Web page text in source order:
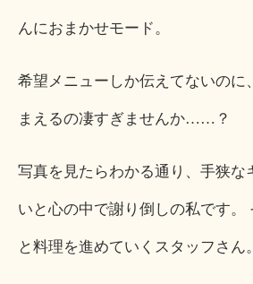
んにおまかせモード。
希望メニューしか伝えてないのに
まえるの凄すぎませんか……？
写真を見たらわかる通り、手狭な
いと心の中で謝り倒しの私です。
と料理を進めていくスタッフさん。